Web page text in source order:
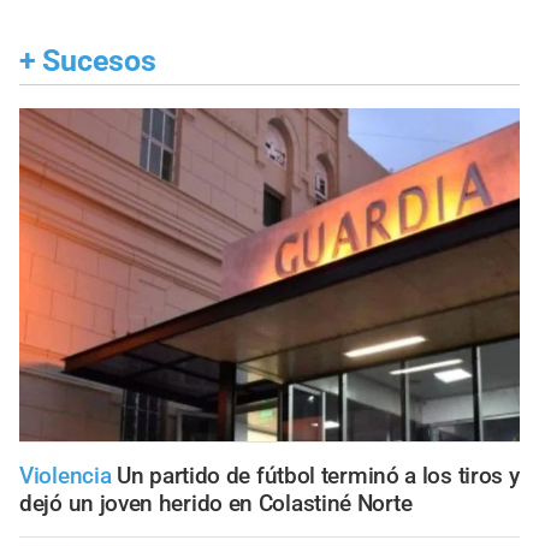
+ Sucesos
Violencia Un partido de fútbol terminó a los tiros y
dejó un joven herido en Colastiné Norte